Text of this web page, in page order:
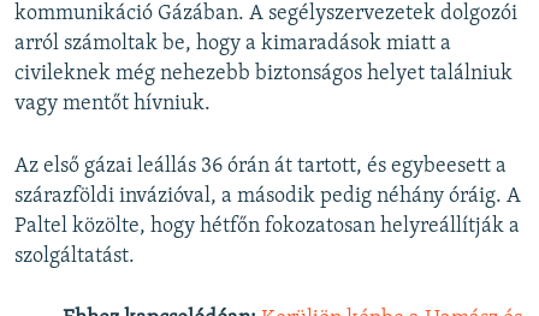
kommunikáció Gázában. A segélyszervezetek dolgozói
arról számoltak be, hogy a kimaradások miatt a
civileknek még nehezebb biztonságos helyet találniuk
vagy mentőt hívniuk.
Az első gázai leállás 36 órán át tartott, és egybeesett a
szárazföldi invázióval, a második pedig néhány óráig. A
Paltel közölte, hogy hétfőn fokozatosan helyreállítják a
szolgáltatást.